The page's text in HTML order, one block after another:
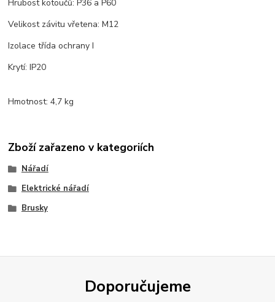
Hrubost kotoučů: P36 a P60
Velikost závitu vřetena: M12
Izolace třída ochrany I
Krytí: IP20
Hmotnost: 4,7 kg
Zboží zařazeno v kategoriích
Nářadí
Elektrické nářadí
Brusky
Doporučujeme